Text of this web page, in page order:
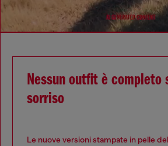
Nessun outfit è completo
sorriso
Le nuove versioni stampate in pelle